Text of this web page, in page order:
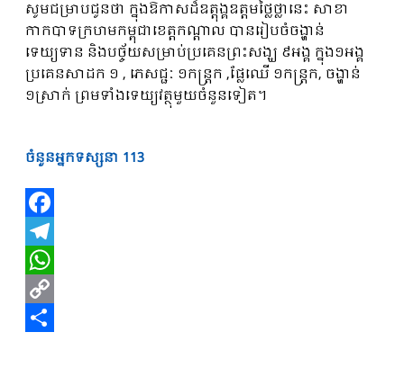
សូមជម្រាបជូនថា ក្នុងឱកាសដ៏ឧត្តុង្គឧត្តមថ្លៃថ្លានេះ សាខា
កាកបាទក្រហមកម្ពុជាខេត្តកណ្តាល បានរៀបចំចង្ហាន់
ទេយ្យទាន និងបច្ច័យសម្រាប់ប្រគេនព្រះសង្ឃ ៩អង្គ ក្នុង១អង្គ
ប្រគេនសាដក ១ , ភេសជ្ជៈ ១កន្ត្រក ,ផ្លែឈើ ១កន្ត្រក, ចង្ហាន់
១ស្រាក់ ព្រមទាំងទេយ្យវត្ថុមួយចំនួនទៀត។
ចំនួនអ្នកទស្សនា 113
Facebook
Telegram
WhatsApp
Copy